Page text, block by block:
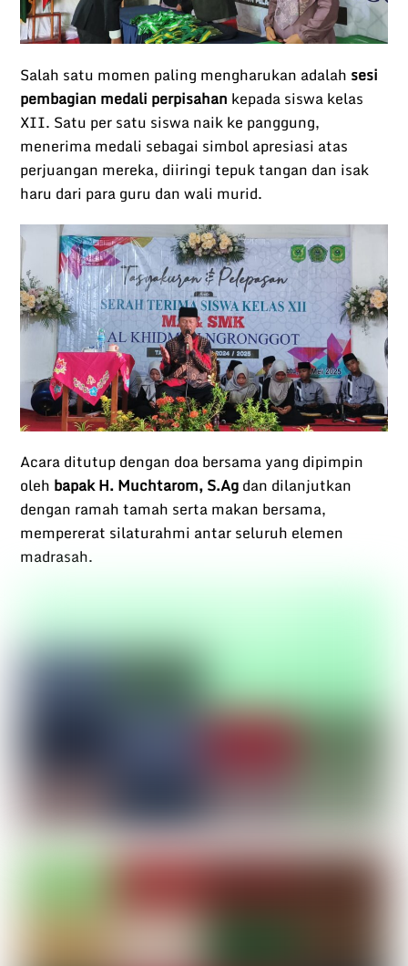
Salah satu momen paling mengharukan adalah sesi
pembagian medali perpisahan kepada siswa kelas
XII. Satu per satu siswa naik ke panggung,
menerima medali sebagai simbol apresiasi atas
perjuangan mereka, diiringi tepuk tangan dan isak
haru dari para guru dan wali murid.
Acara ditutup dengan doa bersama yang dipimpin
oleh bapak H. Muchtarom, S.Agdan dilanjutkan
dengan ramah tamah serta makan bersama,
mempererat silaturahmi antar seluruh elemen
madrasah.